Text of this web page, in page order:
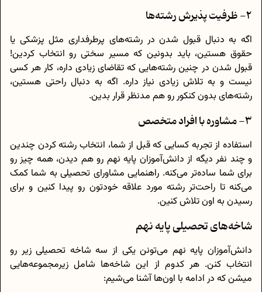
2- ظرفیت پذیرش رشته‌ها
اگه به دنبال قبول شدن در رشته‌های پرطرفداری مثل پزشکی یا
حقوق هستین، باید بدونین که مسیر سختی رو انتخاب کردین!
قبول شدن در چنین رشته‌هایی که تقاضای زیادی داره، کار هر کسی
نیست و به تلاش زیادی نیاز داره. اگه به دنبال راحتی هستین،
رشته‌های بدون کنکور رو هم مدنظر قرار بدین.
3- مشاوره با افراد متخصص
استفاده از تجربه کسایی که قبل از شما، انتخاب رشته کردن چندین
و چند نفر دیگه از دانش‌آموزان پایه نهم رو هم دیدن، همه چیز رو
برای شما ساده‌تر می‌کنه. راهنمایی مشاورای تحصیلی به شما کمک
می‌کنه تا راحت‌تر رشته مورد علاقه خودتون رو پیدا کنین و برای
رسیدن به اون تلاش کنین.
شاخه‌های تحصیلی پایه نهم
دانش‌آموزان پایه نهم می‌تونن یکی از سه شاخه تحصیلی زیر رو
انتخاب کنن. هر کدوم از این شاخه‌ها شامل زیرمجموعه‌هایی
میشن که در ادامه با اون‌ها آشنا می‌شیم: